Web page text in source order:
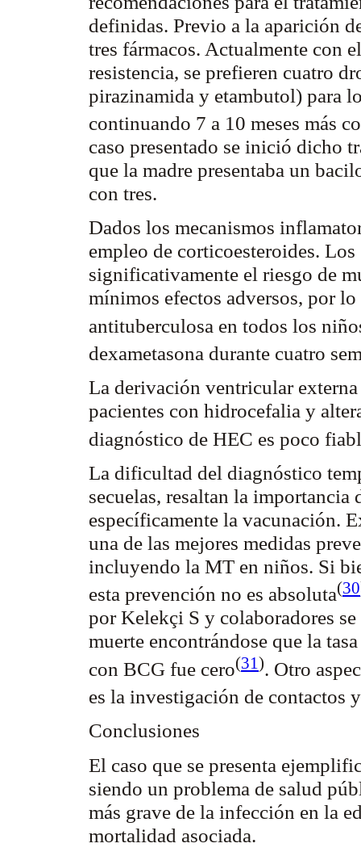
definidas. Previo a la aparición
tres fármacos. Actualmente con
resistencia, se prefieren cuatro
pirazinamida y etambutol) para
continuando 7 a 10 meses más
caso presentado se inició dicho
que la madre presentaba un
con tres.
Dados los mecanismos
empleo de corticoesteroides. Los
significativamente el riesgo de
mínimos efectos adversos, por
antituberculosa en todos los
dexametasona durante cuatro
La derivación ventricular
pacientes con hidrocefalia y
diagnóstico de HEC es poco
La dificultad del diagnóstico
secuelas, resaltan la importancia
específicamente la vacunación.
una de las mejores medidas
incluyendo la MT en niños. Si
esta prevención no es absoluta(30
porKelekçi S y colaboradores
muerte encontrándose que la
con BCG fue cero(31). Otro
es la investigación de
Conclusiones
El caso que se presenta
siendo un problema de salud
más grave de la infección en la
mortalidad asociada.